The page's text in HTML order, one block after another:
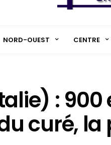
NORD-OUEST CENTRE
:
curé, la